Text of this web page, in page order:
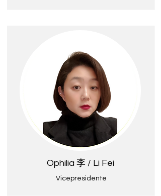
Ophilia 李 / Li Fei
Vicepresidente